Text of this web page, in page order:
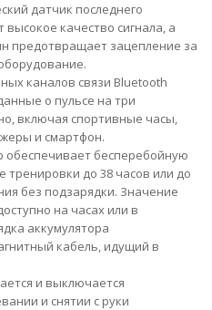
датчик последнего
качество сигнала, а
предотвращает зацепление за
каналов связи Bluetooth
о пульсе на три
включая спортивные часы,
и смартфон.
обеспечивает бесперебойную
тренировки до 38 часов или до
без подзарядки. Значение
на часах или в
аккумулятора
кабель, идущий в
и выключается
и снятии с руки